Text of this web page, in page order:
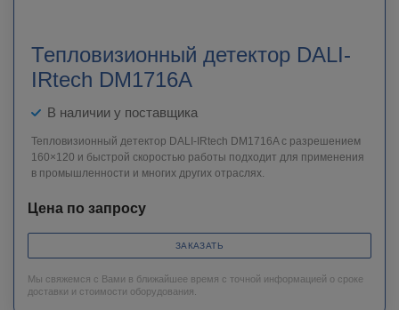
Тепловизионный детектор DALI-
IRtech DM1716A
В наличии у поставщика
Тепловизионный детектор DALI-IRtech DM1716A c разрешением
160×120 и быстрой скоростью работы подходит для применения
в промышленности и многих других отраслях.
Цена по запросу
ЗАКАЗАТЬ
Мы свяжемся с Вами в ближайшее время с точной информацией о сроке
доставки и стоимости оборудования.